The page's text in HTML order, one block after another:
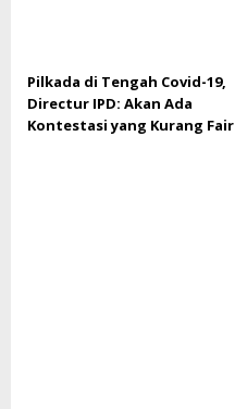
Pilkada di Tengah Covid-19,
Directur IPD: Akan Ada
Kontestasi yang Kurang Fair